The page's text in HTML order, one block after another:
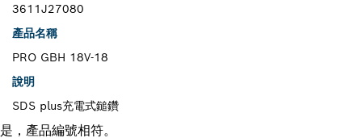
3611J27080
產品名稱
PRO GBH 18V-18
說明
SDS plus充電式鎚鑽
是，產品編號相符。